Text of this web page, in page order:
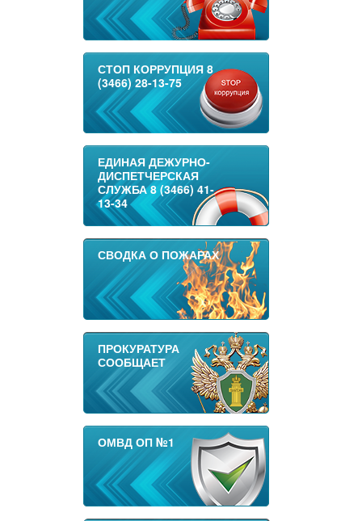
СТОП КОРРУПЦИЯ 8
(3466) 28-13-75
ЕДИНАЯ ДЕЖУРНО-
ДИСПЕТЧЕРСКАЯ
СЛУЖБА 8 (3466) 41-
13-34
СВОДКА О ПОЖАРАХ
ПРОКУРАТУРА
СООБЩАЕТ
ОМВД ОП №1